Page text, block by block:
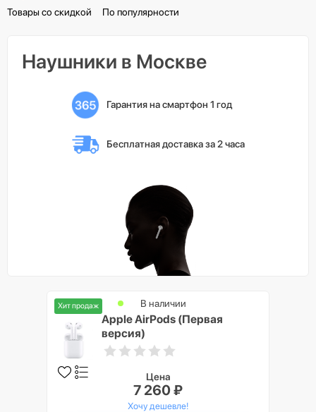
Товары со скидкой
По популярности
Наушники в Москве
Гарантия на смартфон 1 год
Бесплатная доставка за 2 часа
Хит продаж
Apple AirPods (Первая
версия)
В наличии
Цена
7 260 ₽
Хочу дешевле!